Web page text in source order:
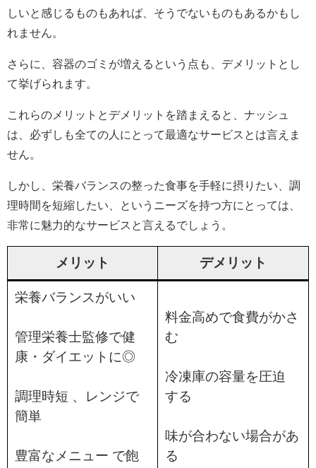
しいと感じるものもあれば、そうでないものもあるかもし
れません。
さらに、容器のゴミが増えるという点も、デメリットとし
て挙げられます。
これらのメリットとデメリットを踏まえると、ナッシュ
は、必ずしも全ての人にとって最適なサービスとは言えま
せん。
しかし、栄養バランスの整った食事を手軽に摂りたい、調
理時間を短縮したい、というニーズを持つ方にとっては、
非常に魅力的なサービスと言えるでしょう。
メリット デメリット
栄養バランスがいい
管理栄養士監修で健
康・ダイエットに◎
調理時短 、レンジで
簡単
豊富なメニュー で飽
料金高めで食費がかさ
む
冷凍庫の容量を圧迫
する
味が合わない場合があ
る